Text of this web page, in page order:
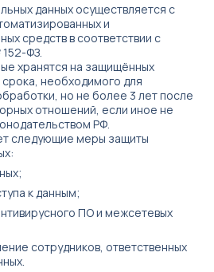
данных осуществляется с
и
средств в соответствии с
ФЗ.
хранятся на защищённых
необходимого для
но не более 3 лет после
отношений, если иное не
РФ.
следующие меры защиты
к данным;
ПО и межсетевых
сотрудников, ответственных